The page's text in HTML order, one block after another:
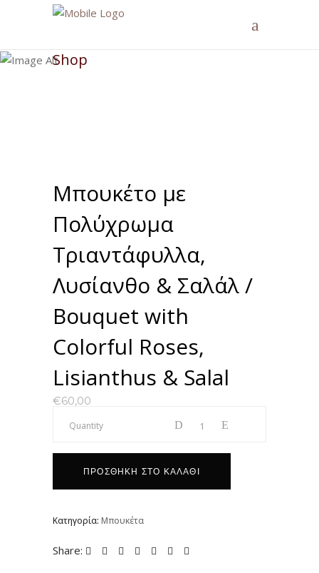
Shop
Μπουκέτο με
Πολύχρωμα
Τριαντάφυλλα,
Λυσίανθο & Σαλάλ /
Bouquet with
Colorful Roses,
Lisianthus & Salal
€60,00
Μπουκέτο
Τριαντάφυλλα,
Quantity
ΠΡΟΣΘΉΚΗ ΣΤΟ ΚΑΛΆΘΙ
Κατηγορία: Μπουκέτα
Share: